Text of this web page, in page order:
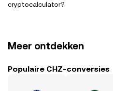
cryptocalculator?
Meer ontdekken
Populaire CHZ-conversies